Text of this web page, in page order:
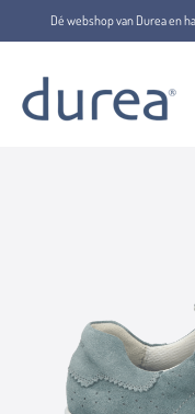
Dé webshop van Durea en
Home Veterschoenen